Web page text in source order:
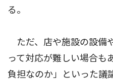
る。
ただ、店や施設の設備
って対応が難しい場合も
負担なのか」といった議